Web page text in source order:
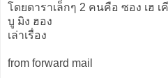
โดยดาราเล็กๆ 2 คนคือ ซอง เฮ
บู มิง ฮอง
เล่าเรื่อง
from forward mail